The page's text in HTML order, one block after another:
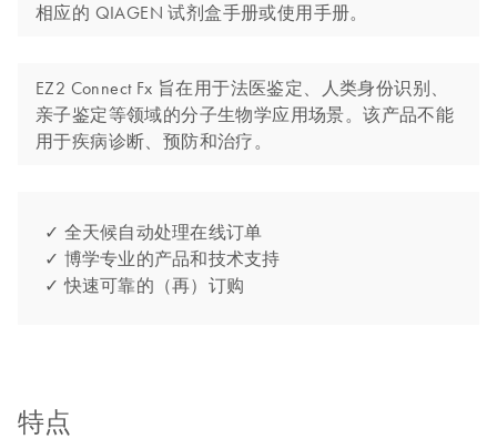
相应的 QIAGEN 试剂盒手册或使用手册。
EZ2 Connect Fx 旨在用于法医鉴定、人类身份识别、
亲子鉴定等领域的分子生物学应用场景。该产品不能
用于疾病诊断、预防和治疗。
✓ 全天候自动处理在线订单
✓ 博学专业的产品和技术支持
✓ 快速可靠的（再）订购
特点